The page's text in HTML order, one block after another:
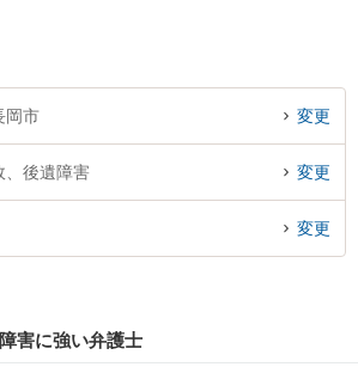
岡市 変更
、後遺障害 変更
変更
害に強い弁護士